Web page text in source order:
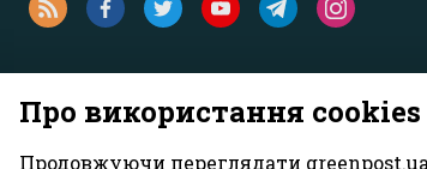
Про використання cookies
Продовжуючи переглядати